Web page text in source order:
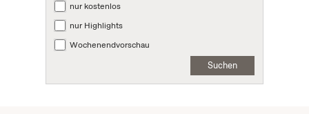
nur kostenlos
nur Highlights
Wochenendvorschau
Suchen